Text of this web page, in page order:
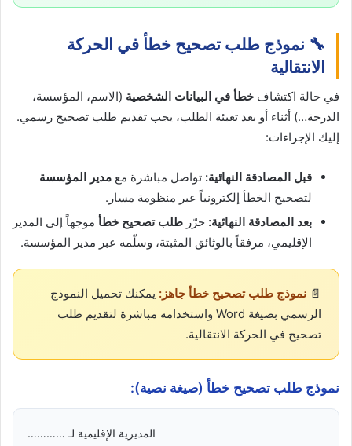
🔧 نموذج طلب تصحيح خطأ في الحركة
الانتقالية
في حالة اكتشاف خطأ في البيانات الشخصية (الاسم، المؤسسة،
الدرجة…) أثناء أو بعد تعبئة الطلب، يجب تقديم طلب تصحيح رسمي.
إليك الإجراءات:
قبل المصادقة النهائية: تواصل مباشرة مع مدير المؤسسة
لتصحيح الخطأ إلكترونياً عبر منظومة مسار.
بعد المصادقة النهائية: حرّر طلب تصحيح خطأ موجهاً إلى المدير
الإقليمي، مرفقاً بالوثائق المثبتة، وسلّمه عبر مدير المؤسسة.
📄 نموذج طلب تصحيح خطأ جاهز: يمكنك تحميل النموذج
الرسمي بصيغة Word واستخدامه مباشرة لتقديم طلب
تصحيح في الحركة الانتقالية.
نموذج طلب تصحيح خطأ (صيغة نصية):
المديرية الإقليمية لـ …………